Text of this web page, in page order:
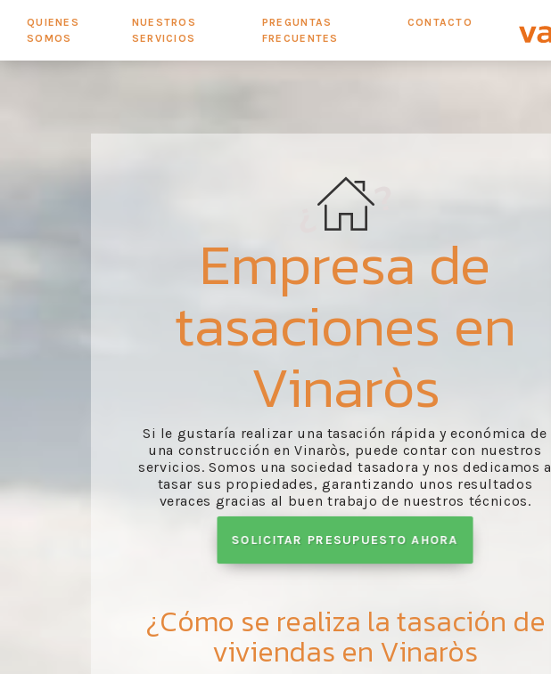
QUIENES
SOMOS
NUESTROS
SERVICIOS
PREGUNTAS
FRECUENTES
CONTACTO
Empresa de
tasaciones en
Vinaròs
Si le gustaría realizar una tasación rápida y económica de
una construcción en Vinaròs, puede contar con nuestros
servicios. Somos una sociedad tasadora y nos dedicamos a
tasar sus propiedades, garantizando unos resultados
veraces gracias al buen trabajo de nuestros técnicos.
SOLICITAR PRESUPUESTO AHORA
¿Cómo se realiza la tasación de
viviendas en Vinaròs